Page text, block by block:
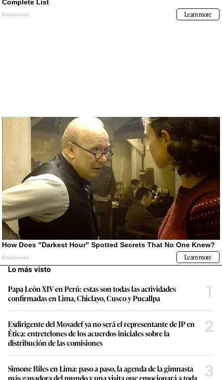
Lo más visto
Papa León XIV en Perú: estas son todas las actividades
confirmadas en Lima, Chiclayo, Cusco y Pucallpa
1
Exdirigente del Movadef ya no será el representante de JP en
Ética: entretelones de los acuerdos iniciales sobre la
distribución de las comisiones
2
Simone Biles en Lima: paso a paso, la agenda de la gimnasta
más ganadora del mundo y una visita que emocionará a toda
3